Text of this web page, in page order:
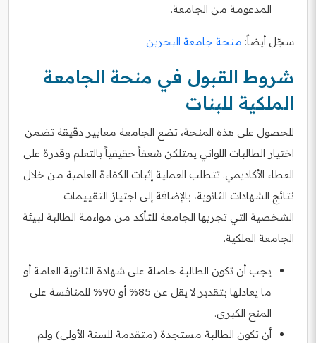
المدعومة من الجامعة.
سجّل أيضاً: منحة جامعة البحرين
شروط القبول في منحة الجامعة
الملكية للبنات
للحصول على هذه المنحة، تضع الجامعة معايير دقيقة تضمن
اختيار الطالبات اللواتي يمتلكن شغفاً حقيقياً بالتعلم وقدرة على
العطاء الأكاديمي. تتطلب العملية إثبات الكفاءة العلمية من خلال
نتائج الشهادات الثانوية، بالإضافة إلى اجتياز التقييمات
الشخصية التي تجريها الجامعة للتأكد من مواءمة الطالبة لبيئة
الجامعة الملكية.
يجب أن تكون الطالبة حاصلة على شهادة الثانوية العامة أو
ما يعادلها بتقدير لا يقل عن 85% أو 90% للمنافسة على
المنح الكبرى.
أن تكون الطالبة مستجدة (متقدمة للسنة الأولى) ولم